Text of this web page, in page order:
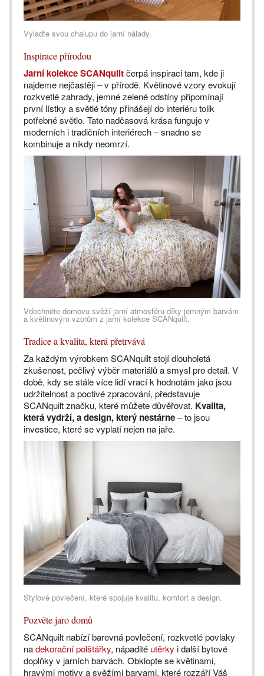
Vylaďte svou chalupu do jarní nálady.
Inspirace přírodou
Jarní kolekce SCANquiltčerpá inspiraci tam, kde ji
najdeme nejčastěji – v přírodě. Květinové vzory evokují
rozkvetlé zahrady, jemné zelené odstíny připomínají
první lístky a světlé tóny přinášejí do interiéru tolik
potřebné světlo. Tato nadčasová krása funguje v
moderních i tradičních interiérech – snadno se
kombinuje a nikdy neomrzí.
Vdechněte domovu svěží jarní atmosféru díky jemným barvám
a květinovým vzorům z jarní kolekce SCANquilt.
Tradice a kvalita, která přetrvává
Za každým výrobkem SCANquilt stojí dlouholetá
zkušenost, pečlivý výběr materiálů a smysl pro detail. V
době, kdy se stále více lidí vrací k hodnotám jako jsou
udržitelnost a poctivé zpracování, představuje
SCANquilt značku, které můžete důvěřovat. Kvalita,
která vydrží, a design, který nestárne– to jsou
investice, které se vyplatí nejen na jaře.
Stylové povlečení, které spojuje kvalitu, komfort a design.
Pozvěte jaro domů
SCANquilt nabízí barevná povlečení, rozkvetlé povlaky
nadekorační polštářky, nápadité utěrky i další bytové
doplňky v jarních barvách. Obklopte se květinami,
hravými motivy a svěžími barvami, které rozzáří Váš